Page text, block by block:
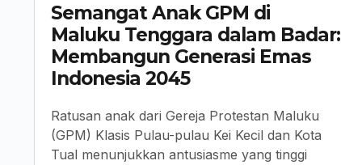
Semangat Anak GPM di
Maluku Tenggara dalam Badar:
Membangun Generasi Emas
Indonesia 2045
Ratusan anak dari Gereja Protestan Maluku
(GPM) Klasis Pulau-pulau Kei Kecil dan Kota
Tual menunjukkan antusiasme yang tinggi